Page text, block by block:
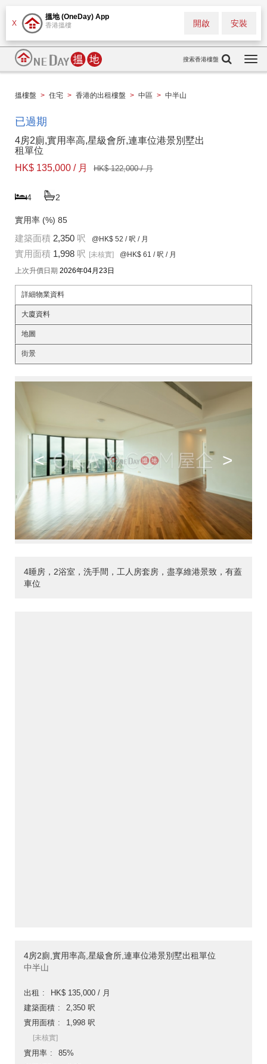
X
搵地 (OneDay) App
香港搵樓 安裝
開啟
搜索香港樓盤
搵樓盤 > 住宅 > 香港的出租樓盤 > 中區 > 中半山
已過期
4房2廁,實用率高,星級會所,連車位港景別墅出
租單位
HK$ 135,000 / 月
HK$ 122,000 / 月
4 2
實用率 (%) 85
建築面積 2,350 呎 @HK$ 52 / 呎 / 月
實用面積 1,998 呎 [未核實] @HK$ 61 / 呎 / 月
上次升價日期 2026年04月23日
詳細物業資料
大廈資料
地圖
街景
< >
4睡房，2浴室，洗手間，工人房套房，盡享維港景致，有蓋
車位
4房2廁,實用率高,星級會所,連車位港景別墅出租單位
中半山
出租
HK$ 135,000 / 月
建築面積
2,350 呎
實用面積
1,998 呎
[未核實]
實用率
85%